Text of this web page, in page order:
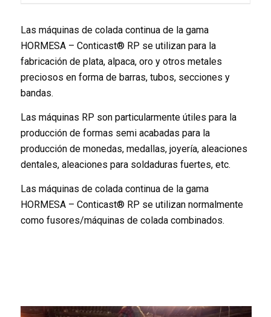
Las máquinas de colada continua de la gama
HORMESA – Conticast® RP se utilizan para la
fabricación de plata, alpaca, oro y otros metales
preciosos en forma de barras, tubos, secciones y
bandas.
Las máquinas RP son particularmente útiles para la
producción de formas semi acabadas para la
producción de monedas, medallas, joyería, aleaciones
dentales, aleaciones para soldaduras fuertes, etc.
Las máquinas de colada continua de la gama
HORMESA – Conticast® RP se utilizan normalmente
como fusores/máquinas de colada combinados.